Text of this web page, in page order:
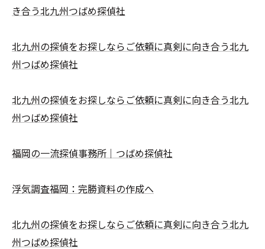
き合う北九州つばめ探偵社
北九州の探偵をお探しならご依頼に真剣に向き合う北九
州つばめ探偵社
北九州の探偵をお探しならご依頼に真剣に向き合う北九
州つばめ探偵社
福岡の一流探偵事務所｜つばめ探偵社
浮気調査福岡：完勝資料の作成へ
北九州の探偵をお探しならご依頼に真剣に向き合う北九
州つばめ探偵社